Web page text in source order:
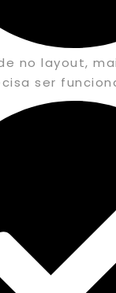
no layout,
ser